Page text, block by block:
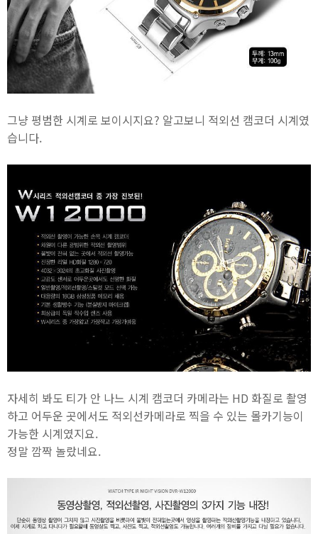
그냥 평범한 시계로 보이시지요? 알고보니 적외선 캠코더 시계였
습니다.
자세히 봐도 티가 안 나느 시계 캠코더 카메라는 HD 화질로 촬영
하고 어두운 곳에서도 적외선카메라로 찍을 수 있는 몰카기능이
가능한 시계였지요.
정말 깜짝 놀랐네요.